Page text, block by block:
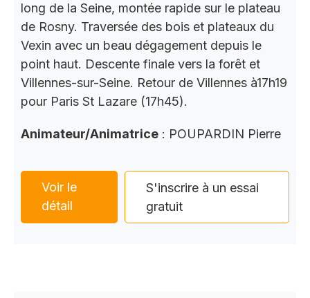
long de la Seine, montée rapide sur le plateau
de Rosny. Traversée des bois et plateaux du
Vexin avec un beau dégagement depuis le
point haut. Descente finale vers la forêt et
Villennes-sur-Seine. Retour de Villennes à17h19
pour Paris St Lazare (17h45).
Animateur/Animatrice : POUPARDIN Pierre
Voir le
détail
S'inscrire à un essai
gratuit